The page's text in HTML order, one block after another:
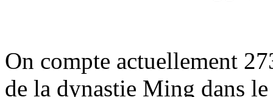
On compte actuellement
de la dynastie Ming dans